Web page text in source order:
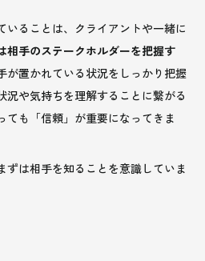
いることは、クライアントや一緒に
相手のステークホルダーを把握す
が置かれている状況をしっかり把握
況や気持ちを理解することに繋がる
ても「信頼」が重要になってきま
ずは相手を知ることを意識していま